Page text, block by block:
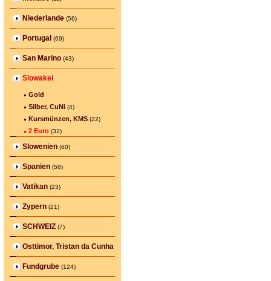
Niederlande (56)
Portugal (69)
San Marino (43)
Slowakei
Gold
Silber, CuNi (4)
Kursmünzen, KMS (22)
2 Euro (32)
Slowenien (60)
Spanien (58)
Vatikan (23)
Zypern (21)
SCHWEIZ (7)
Osttimor, Tristan da Cunha
Fundgrube (124)